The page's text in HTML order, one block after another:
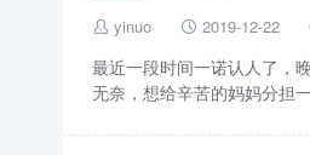
 yinuo  2019-12-22
最近一段时间一诺认人了，
无奈，想给辛苦的妈妈分担